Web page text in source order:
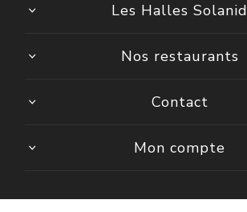
Les Halles Solanid
Nos restaurants
Contact
Mon compte